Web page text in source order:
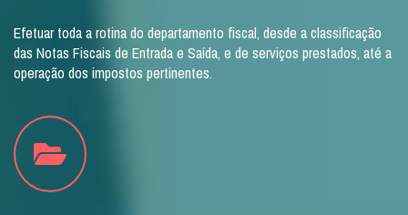
Efetuar toda a rotina do departamento fiscal, desde a classificação
das Notas Fiscais de Entrada e Saída, e de serviços prestados, até a
operação dos impostos pertinentes.